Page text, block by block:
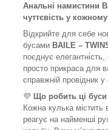
Анальні намистини
чуттєвість у кожному
Відкрийте для себе
бусами BAILE –
поєднує
просто прикраса для
справжній провідник у
💜 Що робить ці
Кожна кулька містить
реагує на найменші